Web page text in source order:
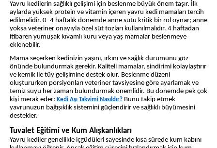
Yavru kedilerin sağlıklı gelişimi için beslenme büyük önem taşır. İlk
aylarda yüksek protein ve vitamin içeren yavru kedi mamaları tercih
edilmelidir. 0–4 haftalık dönemde anne sütü kritik bir rol oynar; anne
yoksa veteriner onayıyla özel süt tozları kullanılmalıdır. 4 haftadan
itibaren yumuşak kıvamlı kuru veya yaş mamalar beslenmeye
eklenebilir.
Mama seçerken kedinizin yaşını, ırkını ve sağlık durumunu göz
önünde bulundurmak gerekir. Kaliteli mamalar, sindirimi kolaylaştırır
ve kemik ile tüy gelişimine destek olur. Beslenme düzeni
oluştururken porsiyonları veteriner tavsiyesine göre ayarlamak ve
temiz suyu her zaman bulundurmak önemlidir. Bu dönemde pek çok
kişi merak eder: Kedi Aşı Takvimi Nasıldır? Bunu takip etmek
yavrunuzun bağışıklık sistemini güçlendirir ve sağlıklı büyümesini
destekler.
Tuvalet Eğitimi ve Kum Alışkanlıkları
Yavru kediler genellikle içgüdüleri sayesinde kısa sürede kum kabını